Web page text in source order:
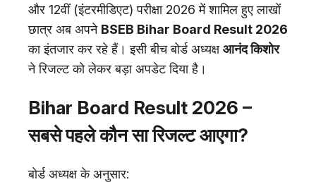
और 12वीं (इंटरमीडिएट) परीक्षा 2026 में शामिल हुए लाखों
छात्र अब अपने BSEB Bihar Board Result 2026
का इंतजार कर रहे हैं। इसी बीच बोर्ड अध्यक्षआनंद किशोर
ने रिजल्ट को लेकर बड़ा अपडेट दिया है।
Bihar Board Result 2026 –
सबसे पहले कौन सा रिजल्ट आएगा?
बोर्ड अध्यक्ष के अनुसार: